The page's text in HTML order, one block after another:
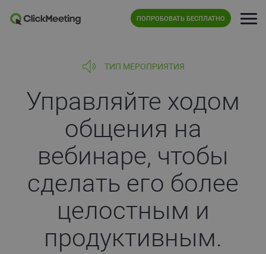
ПОПРОБОВАТЬ БЕСПЛАТНО
ТИП МЕРОПРИЯТИЯ
Управляйте ходом
общения на
вебинаре, чтобы
сделать его более
целостным и
продуктивным.